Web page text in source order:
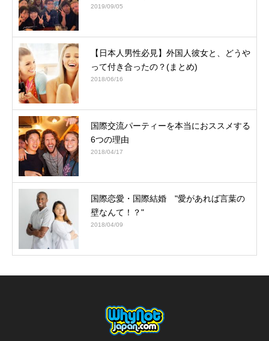
2019/09/05
【日本人男性必見】外国人彼女と、どうや
って付き合ったの？(まとめ)
2018/06/16
国際交流パーティーを本当におススメする
6つの理由
2018/04/17
国際恋愛・国際結婚 "愛があれば言葉の
壁なんて！？"
2018/04/09